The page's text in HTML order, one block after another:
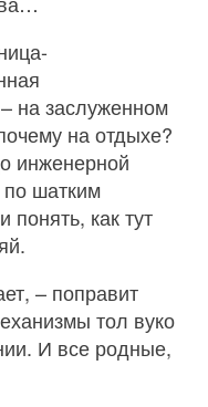
на заслуженном
на отдыхе?
инженерной
шатким
понять, как тут
– поправит
тол вуко
И все родные,